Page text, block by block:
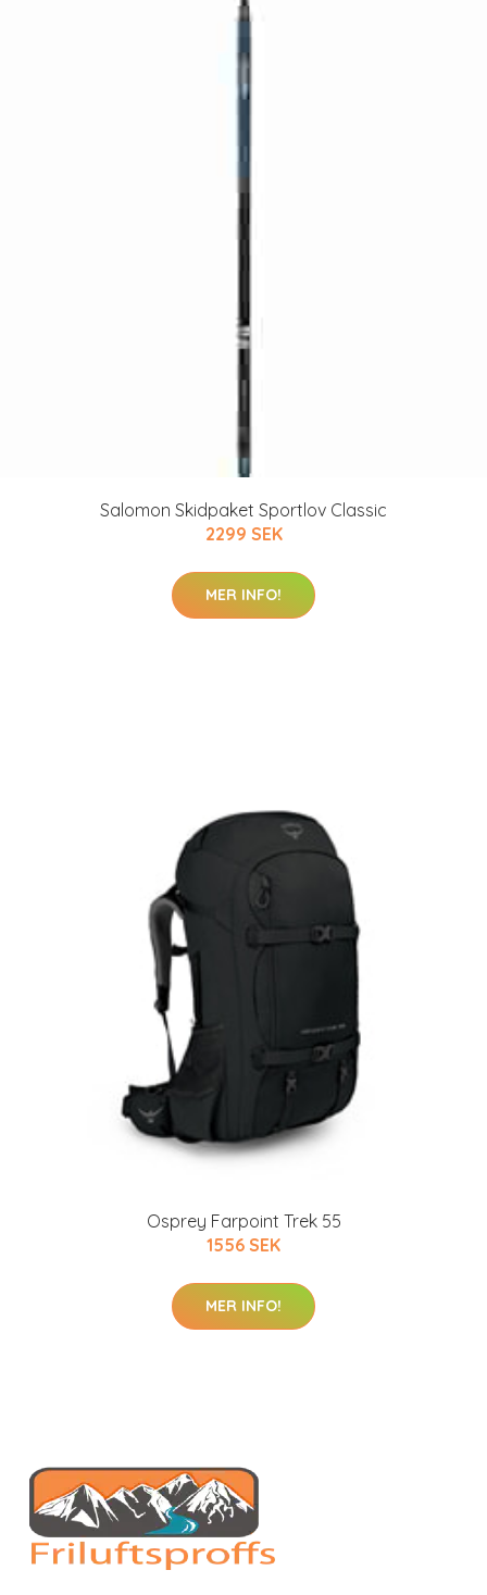
Salomon Skidpaket Sportlov Classic
2299 SEK
MER INFO!
Osprey Farpoint Trek 55
1556 SEK
MER INFO!